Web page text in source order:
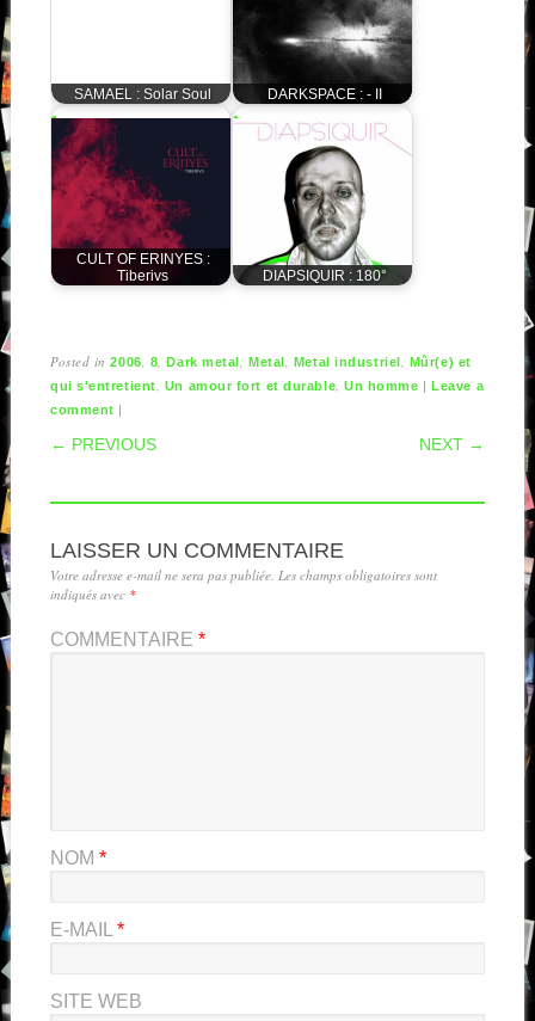
SAMAEL : Solar Soul DARKSPACE : - II
CULT OF ERINYES :
Tiberivs
DIAPSIQUIR : 180°
Posted in2006 8 ,Dark metal ,Metal Metal industriel
Mûr(e) et
qui s'entretient
Un amour fort et durable ,Un homme |Leave a
comment |
POST NAVIGATION
← PREVIOUS NEXT →
LAISSER UN COMMENTAIRE
Votre adresse e-mail ne sera pas publiée. Les champs obligatoires sont
indiqués avec *
COMMENTAIRE *
NOM *
E-MAIL *
SITE WEB